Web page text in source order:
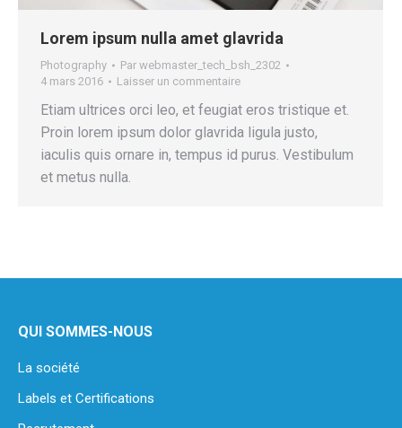
Lorem ipsum nulla amet glavrida
Photography Par webmaster_tech_bsh_2302
4 mars 2016
Laisser un commentaire
Etiam ultrices orci leo, et feugiat eros tristique et.
Proin lorem ipsum dolor glavrida ligula justo,
iaculis quis ornare in, tempus id purus. Vestibulum
et metus nulla.
QUI SOMMES-NOUS
La société
Labels et Certifications